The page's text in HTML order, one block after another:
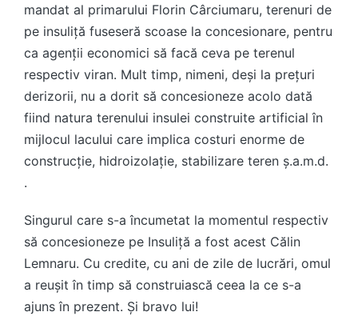
mandat al primarului Florin Cârciumaru, terenuri de
pe insuliță fuseseră scoase la concesionare, pentru
ca agenții economici să facă ceva pe terenul
respectiv viran. Mult timp, nimeni, deși la prețuri
derizorii, nu a dorit să concesioneze acolo dată
fiind natura terenului insulei construite artificial în
mijlocul lacului care implica costuri enorme de
construcție, hidroizolație, stabilizare teren ș.a.m.d.
.
Singurul care s-a încumetat la momentul respectiv
să concesioneze pe Insuliță a fost acest Călin
Lemnaru. Cu credite, cu ani de zile de lucrări, omul
a reușit în timp să construiască ceea la ce s-a
ajuns în prezent. Și bravo lui!